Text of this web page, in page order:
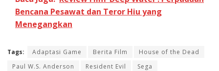
Bencana Pesawat dan Teror Hiu yang
Menegangkan
Tags: Adaptasi Game Berita Film
House of the Dead
Paul W.S. Anderson
Resident Evil Sega